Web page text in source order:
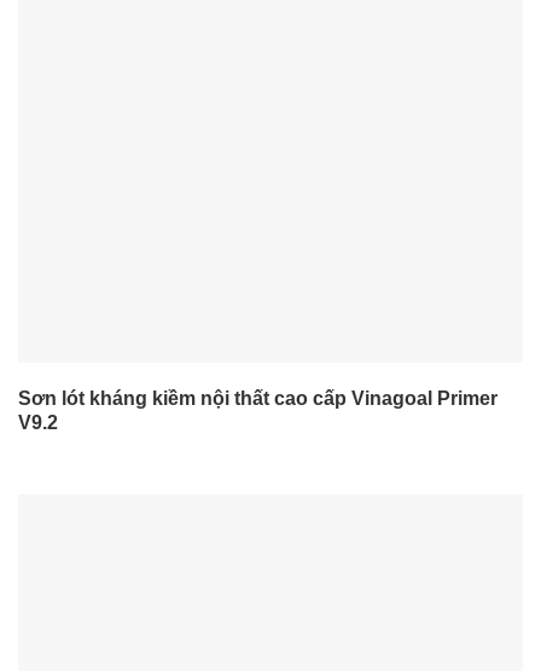
Sơn lót kháng kiềm nội thất cao cấp Vinagoal Primer
V9.2